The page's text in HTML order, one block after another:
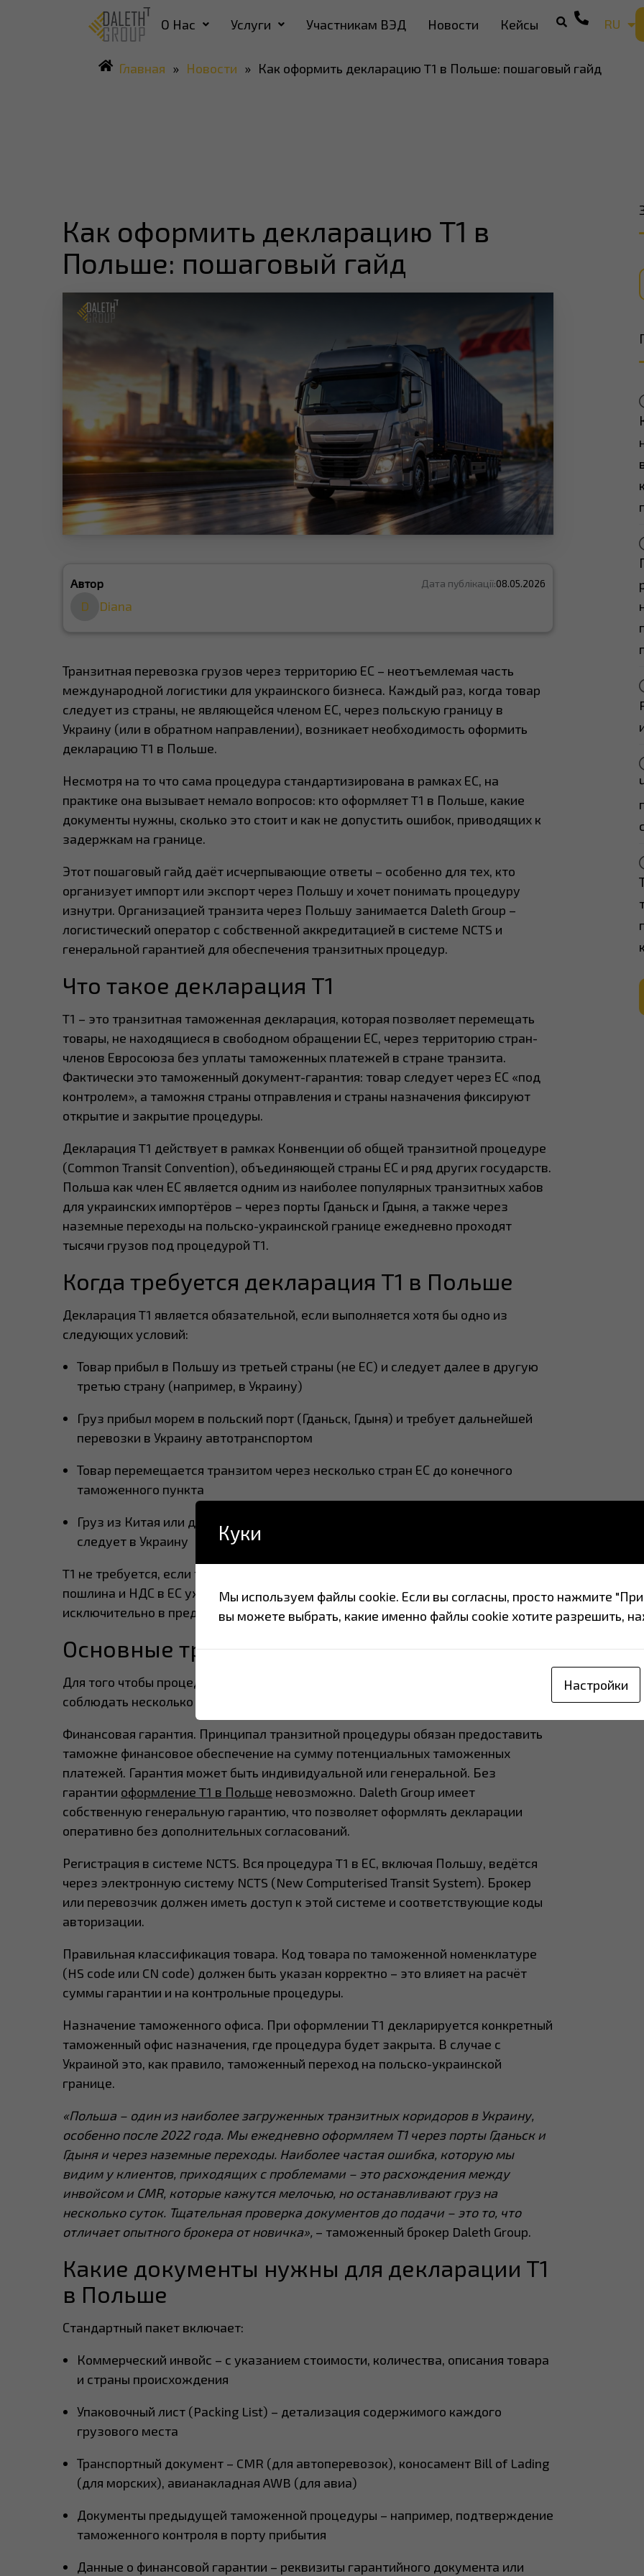
О Нас Услуги Участникам ВЭД Новости Кейсы RU
EN
Главная » Новости » Как оформить декларацию T1 в Польше: пошаговый гайд
Как оформить декларацию T1 в
Польше: пошаговый гайд
Автор Дата публікації:08.05.2026
D Diana
Транзитная перевозка грузов через территорию ЕС – неотъемлемая часть
международной логистики для украинского бизнеса. Каждый раз, когда товар
следует из страны, не являющейся членом ЕС, через польскую границу в
Украину (или в обратном направлении), возникает необходимость оформить
декларацию T1 в Польше.
Несмотря на то что сама процедура стандартизирована в рамках ЕС, на
практике она вызывает немало вопросов: кто оформляет T1 в Польше, какие
документы нужны, сколько это стоит и как не допустить ошибок, приводящих к
задержкам на границе.
Этот пошаговый гайд даёт исчерпывающие ответы – особенно для тех, кто
организует импорт или экспорт через Польшу и хочет понимать процедуру
изнутри. Организацией транзита через Польшу занимается Daleth Group –
логистический оператор с собственной аккредитацией в системе NCTS и
генеральной гарантией для обеспечения транзитных процедур.
Что такое декларация T1
T1 – это транзитная таможенная декларация, которая позволяет перемещать
товары, не находящиеся в свободном обращении ЕС, через территорию стран-
членов Евросоюза без уплаты таможенных платежей в стране транзита.
Фактически это таможенный документ-гарантия: товар следует через ЕС «под
контролем», а таможня страны отправления и страны назначения фиксируют
открытие и закрытие процедуры.
Декларация T1 действует в рамках Конвенции об общей транзитной процедуре
(Common Transit Convention), объединяющей страны ЕС и ряд других государств.
Польша как член ЕС является одним из наиболее популярных транзитных хабов
для украинских импортёров – через порты Гданьск и Гдыня, а также через
наземные переходы на польско-украинской границе ежедневно проходят
тысячи грузов под процедурой T1.
Когда требуется декларация T1 в Польше
Декларация T1 является обязательной, если выполняется хотя бы одно из
следующих условий:
Товар прибыл в Польшу из третьей страны (не ЕС) и следует далее в другую
третью страну (например, в Украину)
Груз прибыл морем в польский порт (Гданьск, Гдыня) и требует дальнейшей
перевозки в Украину автотранспортом
Товар перемещается транзитом через несколько стран ЕС до конечного
таможенного пункта
Груз из Китая или другой азиатской страны, прибывший авиа или морем в ЕС,
следует в Украину
T1 не требуется, если товар уже находится в свободном обращении ЕС (то есть
пошлина и НДС в ЕС уже уплачены) или если перемещение происходит
исключительно в пределах таможенной территории ЕС.
Основные требования к оформлению T1
Для того чтобы процедура T1 в Польше прошла без задержек, необходимо
соблюдать несколько ключевых требований.
Финансовая гарантия. Принципал транзитной процедуры обязан предоставить
таможне финансовое обеспечение на сумму потенциальных таможенных
платежей. Гарантия может быть индивидуальной или генеральной. Без
гарантии оформление T1 в Польше невозможно. Daleth Group имеет
собственную генеральную гарантию, что позволяет оформлять декларации
оперативно без дополнительных согласований.
Регистрация в системе NCTS. Вся процедура T1 в ЕС, включая Польшу, ведётся
через электронную систему NCTS (New Computerised Transit System). Брокер
или перевозчик должен иметь доступ к этой системе и соответствующие коды
авторизации.
Правильная классификация товара. Код товара по таможенной номенклатуре
(HS code или CN code) должен быть указан корректно – это влияет на расчёт
суммы гарантии и на контрольные процедуры.
Назначение таможенного офиса. При оформлении T1 декларируется конкретный
таможенный офис назначения, где процедура будет закрыта. В случае с
Украиной это, как правило, таможенный переход на польско-украинской
границе.
«Польша – один из наиболее загруженных транзитных коридоров в Украину,
особенно после 2022 года. Мы ежедневно оформляем T1 через порты Гданьск и
Гдыня и через наземные переходы. Наиболее частая ошибка, которую мы
видим у клиентов, приходящих с проблемами – это расхождения между
инвойсом и CMR, которые кажутся мелочью, но останавливают груз на
несколько суток. Тщательная проверка документов до подачи – это то, что
отличает опытного брокера от новичка», – таможенный брокер Daleth Group.
Какие документы нужны для декларации T1
в Польше
Стандартный пакет включает:
Коммерческий инвойс – с указанием стоимости, количества, описания товара
и страны происхождения
Упаковочный лист (Packing List) – детализация содержимого каждого
грузового места
Транспортный документ – CMR (для автоперевозок), коносамент Bill of Lading
(для морских), авианакладная AWB (для авиа)
Документы предыдущей таможенной процедуры – например, подтверждение
таможенного контроля в порту прибытия
Данные о финансовой гарантии – реквизиты гарантийного документа или
Куки
Мы используем файлы cookie. Если вы согласны, просто нажмите
вы можете выбрать, какие именно файлы cookie хотите разрешить,
Настройки